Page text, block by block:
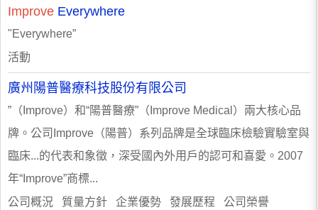
Improve Everywhere
"Everywhere”
活動
廣州陽普醫療科技股份有限公司
”（Improve）和“陽普醫療”（Improve Medical）兩大核心品
牌。公司Improve（陽普）系列品牌是全球臨床檢驗實驗室與
臨床...的代表和象徵，深受國內外用戶的認可和喜愛。2007
年“Improve”商標...
公司概況 質量方針 企業優勢 發展歷程 公司榮譽